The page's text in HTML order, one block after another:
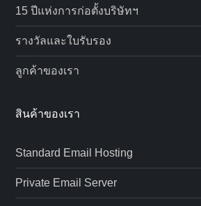
15 ปีแห่งการก่อตั้งบริษัทฯ
รางวัลและใบรับรอง
ลูกค้าของเรา
สินค้าของเรา
Standard Email Hosting
Private Email Server